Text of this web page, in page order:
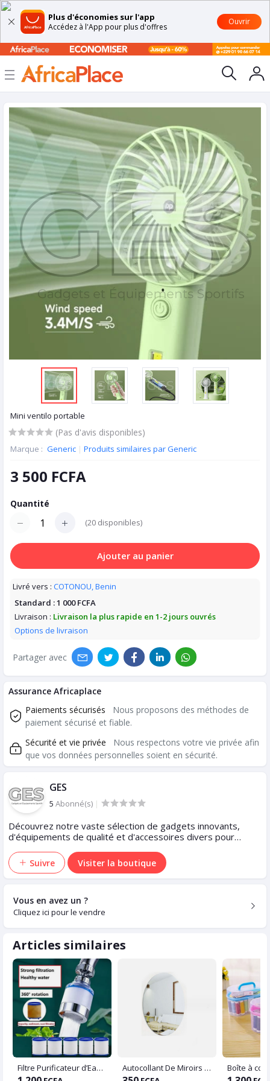
Plus d'économies sur l'app
Accédez à l'App pour plus d'offres
Ouvrir
Mini ventilo portable
(Pas d'avis disponibles)
Marque : Generic | Produits similaires par Generic
3 500 FCFA
Quantité
(20 disponibles)
Ajouter au panier
Livré vers : COTONOU, Benin
Standard :1 000 FCFA
Livraison : Livraison la plus rapide en 1-2 jours ouvrés
Options de livraison
Partager avec
Assurance Africaplace
Paiements sécurisés
Nous proposons des méthodes de
paiement sécurisé et fiable.
Sécurité et vie privée
Nous respectons votre vie privée afin
que vos données personnelles soient en sécurité.
GES
5 Abonné(s) |
Découvrez notre vaste sélection de gadgets innovants,
d'équipements de qualité et d'accessoires divers pour
Suivre Visiter la boutique
Vous en avez un ?
Cliquez ici pour le vendre
Articles similaires
Filtre Purificateur d’Eau pour Robinet Autocollant De Miroirs Adhésifs De Forme Ovale, Pour Mur Sur Carrelage De Salle De Bain (45*35cm)